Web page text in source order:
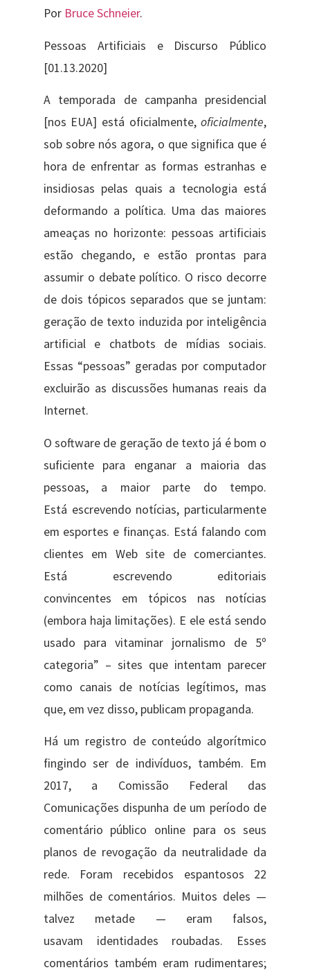
Por Bruce Schneier.
Pessoas Artificiais e Discurso Público
[01.13.2020]
A temporada de campanha presidencial
[nos EUA] está oficialmente,oficialmente,
sob sobre nós agora, o que significa que é
hora de enfrentar as formas estranhas e
insidiosas pelas quais a tecnologia está
deformando a política. Uma das maiores
ameaças no horizonte: pessoas artificiais
estão chegando, e estão prontas para
assumir o debate político. O risco decorre
de dois tópicos separados que se juntam:
geração de texto induzida por inteligência
artificial e chatbots de mídias sociais.
Essas “pessoas” geradas por computador
excluirão as discussões humanas reais da
Internet.
O software de geração de texto já é bom o
suficiente para enganar a maioria das
pessoas, a maior parte do tempo.
Está escrevendo notícias, particularmente
em esportes e finanças. Está falando com
clientes em Web site de comerciantes.
Está escrevendo editoriais
convincentes em tópicos nas notícias
(embora haja limitações). E ele está sendo
usado para vitaminar jornalismo de 5º
categoria” – sites que intentam parecer
como canais de notícias legítimos, mas
que, em vez disso, publicam propaganda.
Há um registro de conteúdo algorítmico
fingindo ser de indivíduos, também. Em
2017, a Comissão Federal das
Comunicações dispunha de um período de
comentário público online para os seus
planos de revogação da neutralidade da
rede. Foram recebidos espantosos 22
milhões de comentários. Muitos deles —
talvez metade — eram falsos,
usavam identidades roubadas. Esses
comentários também eram rudimentares;